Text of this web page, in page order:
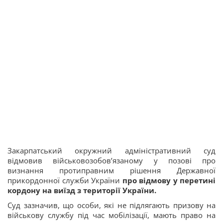
Закарпатський окружний адміністративний суд
відмовив військовозобов’язаному у позові про
визнання протиправним рішення Державної
прикордонної служби України про відмову у перетині
кордону на виїзд з території України.
Суд зазначив, що особи, які не підлягають призову на
військову службу під час мобілізації, мають право на